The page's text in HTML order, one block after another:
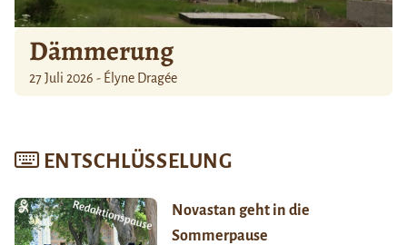
Dämmerung
27 Juli 2026 - Élyne Dragée
ENTSCHLÜSSELUNG
Novastan geht in die
Sommerpause